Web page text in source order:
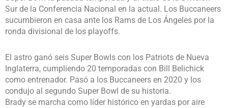
Sur de la Conferencia Nacional en la actual. Los Buccaneers
sucumbieron en casa ante los Rams de Los Ángeles por la
ronda divisional de los playoffs.
El astro ganó seis Super Bowls con los Patriots de Nueva
Inglaterra, cumpliendo 20 temporadas con Bill Belichick
como entrenador. Pasó a los Buccaneers en 2020 y los
condujo al segundo Super Bowl de su historia.
Brady se marcha como líder histórico en yardas por aire